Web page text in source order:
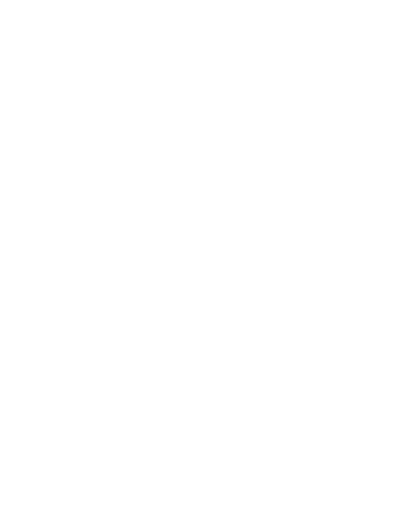
んか？
があります。